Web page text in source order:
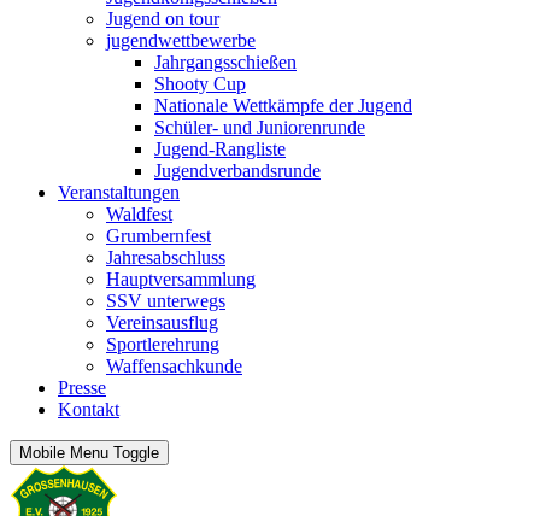
Jugend on tour
jugendwettbewerbe
Jahrgangsschießen
Shooty Cup
Nationale Wettkämpfe der Jugend
Schüler- und Juniorenrunde
Jugend-Rangliste
Jugendverbandsrunde
Veranstaltungen
Waldfest
Grumbernfest
Jahresabschluss
Hauptversammlung
SSV unterwegs
Vereinsausflug
Sportlerehrung
Waffensachkunde
Presse
Kontakt
Mobile Menu Toggle